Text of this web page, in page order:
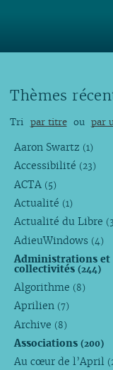
Thèmes
Tri par titre ou par
Aaron Swartz (1)
Accessibilité (23)
ACTA (5)
Actualité (1)
Actualité du Libre
AdieuWindows (4)
Administrations et
collectivités (244)
Algorithme (8)
Aprilien (7)
Archive (8)
Associations (200)
Au cœur de l’April